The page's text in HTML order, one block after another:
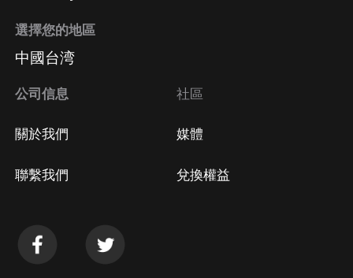
選擇您的地區
中國台湾
公司信息
關於我們
聯繫我們
社區
媒體
兌換權益